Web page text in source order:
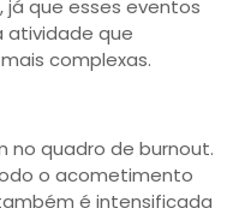
que esses eventos
atividade que
complexas.
no quadro de burnout.
o acometimento
é intensificada